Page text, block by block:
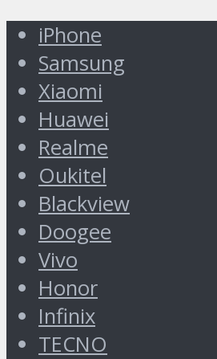
iPhone
Samsung
Xiaomi
Huawei
Realme
Oukitel
Blackview
Doogee
Vivo
Honor
Infinix
TECNO